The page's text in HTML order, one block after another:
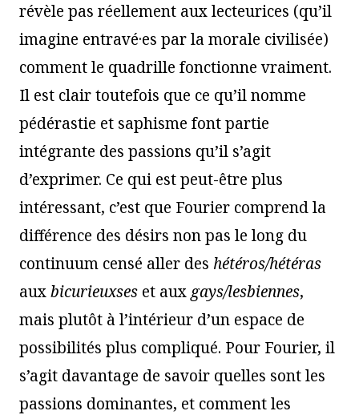
révèle pas réellement aux lecteurices (qu’il
imagine entravé·es par la morale civilisée)
comment le quadrille fonctionne vraiment.
Il est clair toutefois que ce qu’il nomme
pédérastie et saphisme font partie
intégrante des passions qu’il s’agit
d’exprimer. Ce qui est peut-être plus
intéressant, c’est que Fourier comprend la
différence des désirs non pas le long du
continuum censé aller des hétéros/hétéras
auxbicurieuxses et auxgays/lesbiennes,
mais plutôt à l’intérieur d’un espace de
possibilités plus compliqué. Pour Fourier, il
s’agit davantage de savoir quelles sont les
passions dominantes, et comment les